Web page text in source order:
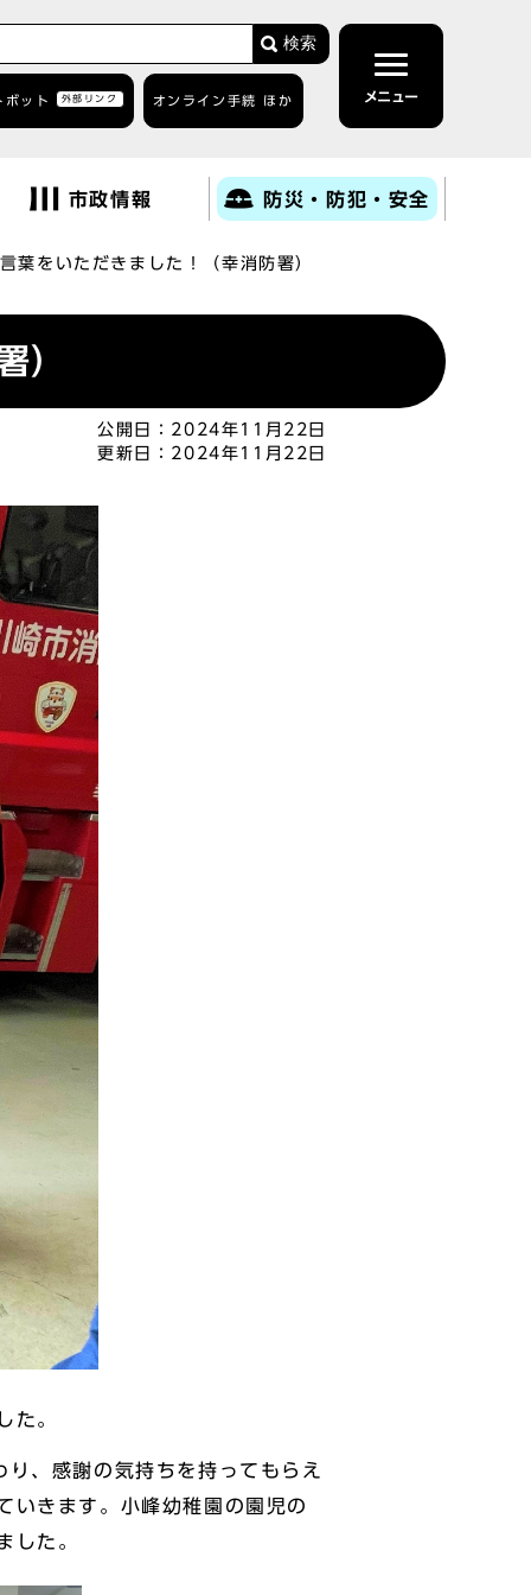
検索
ボット 外部リンク オンライン手続 ほか メニュー
市政情報 防災・防犯・安全
葉をいただきました！（幸消防署）
）
公開日： 2024年11月22日
更新日： 2024年11月22日
た。
、感謝の気持ちを持ってもらえ
いきます。小峰幼稚園の園児の
した。